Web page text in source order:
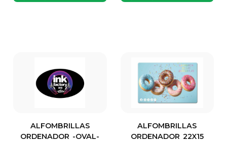
ALFOMBRILLAS
ORDENADOR -OVAL-
ALFOMBRILLAS
ORDENADOR 22X15